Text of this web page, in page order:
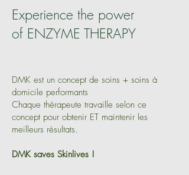
Experience the power
of ENZYME THERAPY
DMK est un concept de soins + soins à
domicile performants
Chaque thérapeute travaille selon ce
concept pour obtenir ET maintenir les
meilleurs résultats.
DMK saves Skinlives !